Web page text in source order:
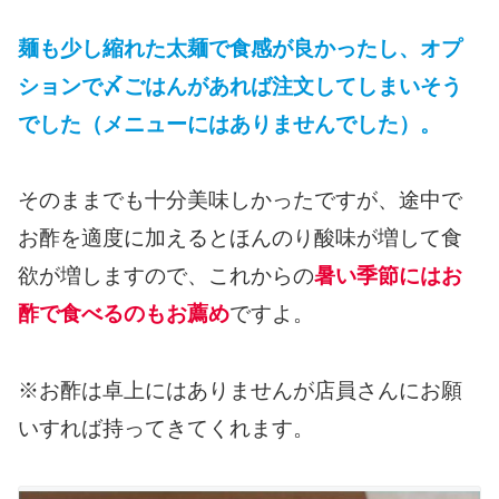
麺も少し縮れた太麺で食感が良かった し、オプ
ションで〆ごはんがあれば注文してしまいそう
でした（メニューにはありませんでした）。
そのままでも十分美味しかったですが、途中で
お酢を適度に加えるとほんのり酸味が増して食
欲が増しますので、これからの暑い季節にはお
酢で食べるのもお薦めですよ。
※お酢は卓上にはありませんが店員さんにお願
いすれば持ってきてくれます。